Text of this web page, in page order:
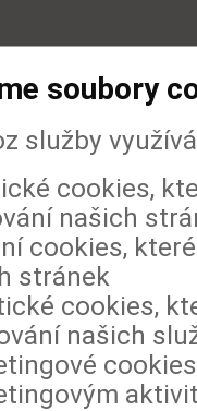
soubory
služby
cookies,
našich
cookies,
stránek
cookies,
našich